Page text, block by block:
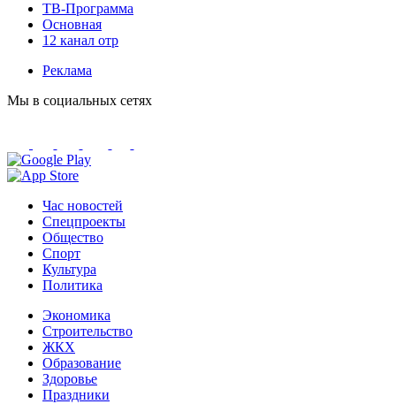
ТВ-Программа
Основная
12 канал отр
Реклама
Мы в социальных сетях
Час новостей
Спецпроекты
Общество
Спорт
Культура
Политика
Экономика
Строительство
ЖКХ
Образование
Здоровье
Праздники